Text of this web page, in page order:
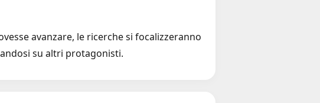
avanzare, le ricerche si focalizzeranno
su altri protagonisti.